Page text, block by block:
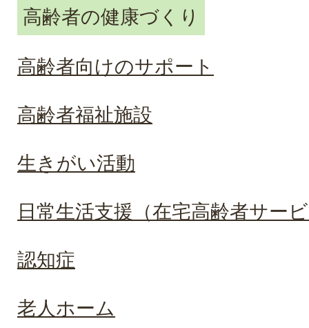
高齢者の健康づくり
高齢者向けのサポート
高齢者福祉施設
生きがい活動
日常生活支援（在宅高齢者サー
認知症
老人ホーム